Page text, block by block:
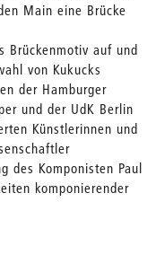
Main eine Brücke
Brückenmotiv auf und
von Kukucks
der Hamburger
und der UdK Berlin
Künstlerinnen und
des Komponisten Paul
komponierender